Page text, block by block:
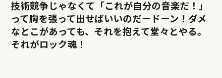
技術競争じゃなくて「これが自分の音楽だ！」
って胸を張って出せばいいのだードーン！ダメ
なとこがあっても、それを抱えて堂々とやる。
それがロック魂！